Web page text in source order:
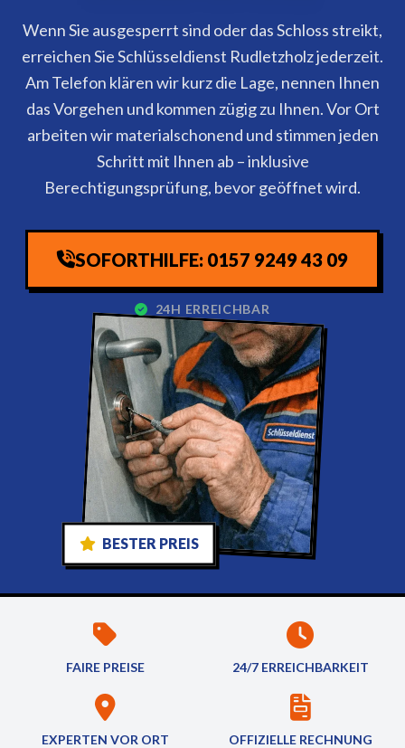
Wenn Sie ausgesperrt sind oder das Schloss streikt,
erreichen Sie Schlüsseldienst Rudletzholz jederzeit.
Am Telefon klären wir kurz die Lage, nennen Ihnen
das Vorgehen und kommen zügig zu Ihnen. Vor Ort
arbeiten wir materialschonend und stimmen jeden
Schritt mit Ihnen ab – inklusive
Berechtigungsprüfung, bevor geöffnet wird.
SOFORTHILFE: 0157 9249 43 09
24H ERREICHBAR
BESTER PREIS
FAIRE PREISE 24/7 ERREICHBARKEIT
EXPERTEN VOR ORT OFFIZIELLE RECHNUNG